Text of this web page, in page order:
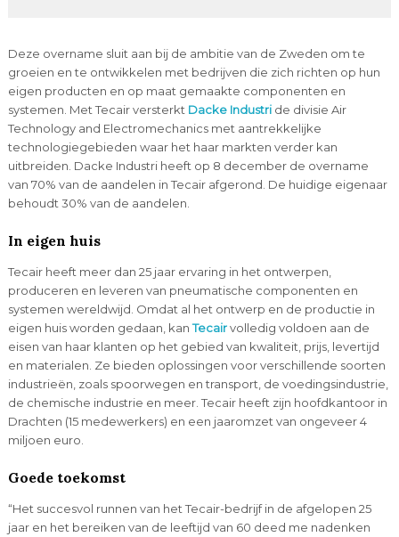
Deze overname sluit aan bij de ambitie van de Zweden om te
groeien en te ontwikkelen met bedrijven die zich richten op hun
eigen producten en op maat gemaakte componenten en
systemen. Met Tecair versterkt Dacke Industride divisie Air
Technology and Electromechanics met aantrekkelijke
technologiegebieden waar het haar markten verder kan
uitbreiden. Dacke Industri heeft op 8 december de overname
van 70% van de aandelen in Tecair afgerond. De huidige eigenaar
behoudt 30% van de aandelen.
In eigen huis
Tecair heeft meer dan 25 jaar ervaring in het ontwerpen,
produceren en leveren van pneumatische componenten en
systemen wereldwijd. Omdat al het ontwerp en de productie in
eigen huis worden gedaan, kanTecairvolledig voldoen aan de
eisen van haar klanten op het gebied van kwaliteit, prijs, levertijd
en materialen. Ze bieden oplossingen voor verschillende soorten
industrieën, zoals spoorwegen en transport, de voedingsindustrie,
de chemische industrie en meer. Tecair heeft zijn hoofdkantoor in
Drachten (15 medewerkers) en een jaaromzet van ongeveer 4
miljoen euro.
Goede toekomst
“Het succesvol runnen van het Tecair-bedrijf in de afgelopen 25
jaar en het bereiken van de leeftijd van 60 deed me nadenken